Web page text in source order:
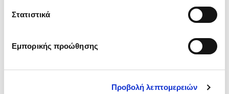
Στατιστικά
Εμπορικής προώθησης
Προβολή λεπτομερειών